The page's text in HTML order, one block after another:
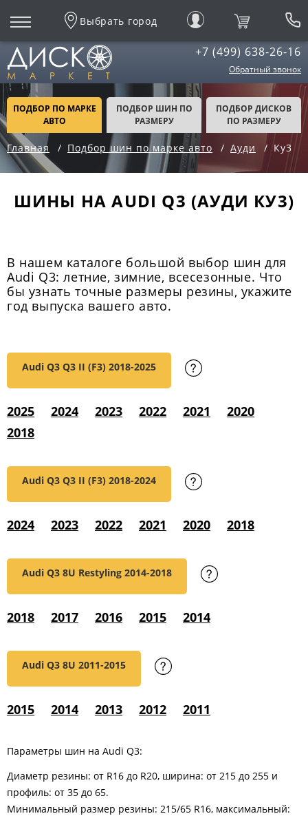
Выбрать город
+7 (499) 638-26-16
Обратный звонок
ПОДБОР ПО МАРКЕ
АВТО
ПОДБОР ШИН ПО
РАЗМЕРУ
ПОДБОР ДИСКОВ
ПО РАЗМЕРУ
Главная Подбор шин по марке авто Ауди Ку3
ШИНЫ НА AUDI Q3 (АУДИ КУ3)
В нашем каталоге большой выбор шин для
Audi Q3: летние, зимние, всесезонные. Что
бы узнать точные размеры резины, укажите
год выпуска вашего авто.
Audi Q3 Q3 II (F3) 2018-2025
2025 2024 2023 2022 2021
2020
2018
Audi Q3 Q3 II (F3) 2018-2024
2024 2023 2022 2021 2020 2018
Audi Q3 8U Restyling 2014-2018
2018 2017 2016 2015 2014
Audi Q3 8U 2011-2015
2015 2014 2013 2012 2011
Параметры шин на Audi Q3:
Диаметр резины: от R16 до R20, ширина: от 215 до 255 и
профиль: от 35 до 65.
Минимальный размер резины: 215/65 R16, максимальный: